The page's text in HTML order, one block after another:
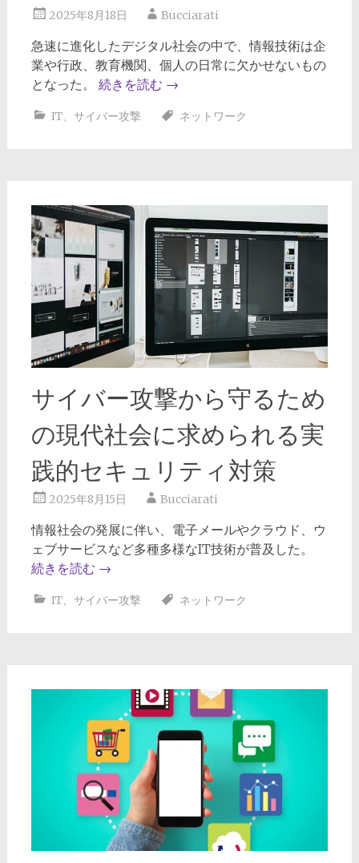
2025年8月18日 Bucciarati
急速に進化したデジタル社会の中で、情報技術は企
業や行政、教育機関、個人の日常に欠かせないもの
となった。 続きを読む →
IT、 サイバー攻撃 ネットワーク
サイバー攻撃から守るため
の現代社会に求められる実
践的セキュリティ対策
2025年8月15日 Bucciarati
情報社会の発展に伴い、電子メールやクラウド、ウ
ェブサービスなど多種多様なIT技術が普及した。
続きを読む →
IT、 サイバー攻撃 ネットワーク